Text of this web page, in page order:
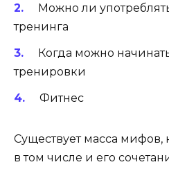
Можно ли
тренинга
Когда можно
тренировки
Фитнес
Существует масса мифов,
в том числе и его